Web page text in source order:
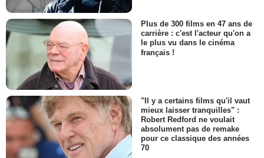
Plus de 300 films en 47 ans de
carrière : c'est l'acteur qu'on a
le plus vu dans le cinéma
français !
"Il y a certains films qu'il vaut
mieux laisser tranquilles" :
Robert Redford ne voulait
absolument pas de remake
pour ce classique des années
70